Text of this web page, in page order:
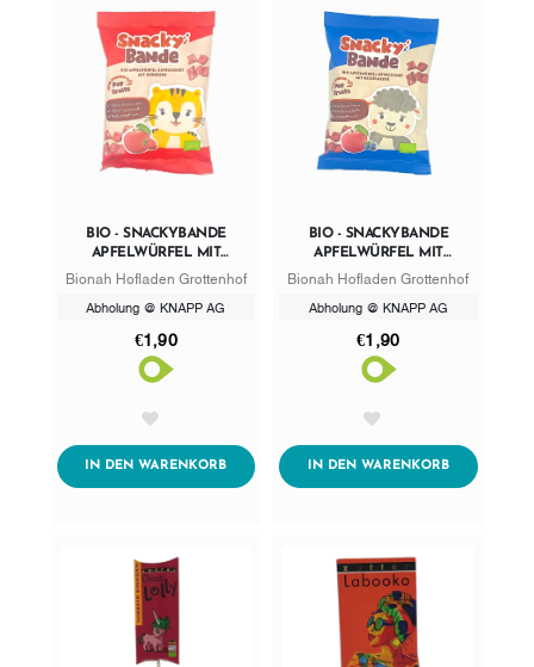
BIO - SNACKYBANDE
APFELWÜRFEL MIT
ERDBEERE
Bionah Hofladen Grottenhof
Abholung @ KNAPP AG
€1,90
IN DEN WARENKORBADDTOCART
BIO - SNACKYBANDE
APFELWÜRFEL MIT
HEIDELBEERE
Bionah Hofladen Grottenhof
Abholung @ KNAPP AG
€1,90
IN DEN WARENKORBADDTOCART